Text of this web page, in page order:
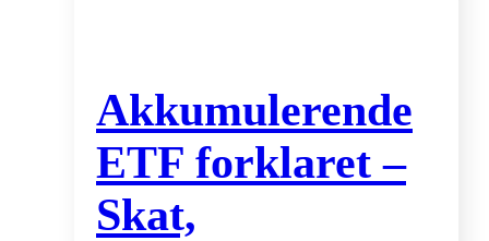
Akkumulerende
ETF forklaret –
Skat,